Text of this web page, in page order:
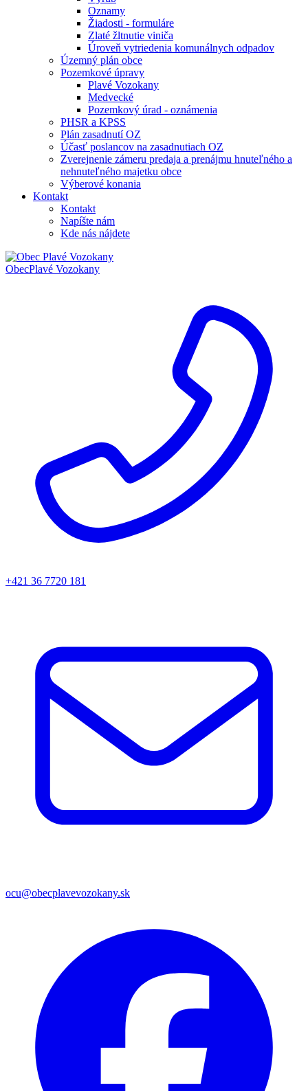
Oznamy
Žiadosti - formuláre
Zlaté žltnutie viniča
Úroveň vytriedenia komunálnych odpadov
Územný plán obce
Pozemkové úpravy
Plavé Vozokany
Medvecké
Pozemkový úrad - oznámenia
PHSR a KPSS
Plán zasadnutí OZ
Účasť poslancov na zasadnutiach OZ
Zverejnenie zámeru predaja a prenájmu hnuteľného a
nehnuteľného majetku obce
Výberové konania
Kontakt
Kontakt
Napíšte nám
Kde nás nájdete
ObecPlavé Vozokany
+421 36 7720 181
ocu@obecplavevozokany.sk